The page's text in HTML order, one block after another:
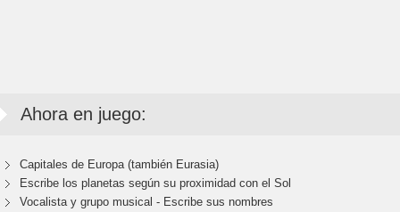
Ahora en juego:
Capitales de Europa (también Eurasia)
Escribe los planetas según su proximidad con el Sol
Vocalista y grupo musical - Escribe sus nombres